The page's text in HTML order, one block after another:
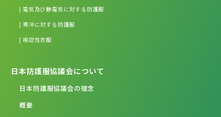
| 電気及び静電気に対する防護服
| 寒冷に対する防護服
| 視認性衣服
日本防護服協議会について
日本防護服協議会の理念
概要